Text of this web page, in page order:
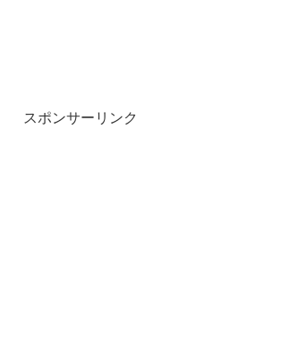
スポンサーリンク